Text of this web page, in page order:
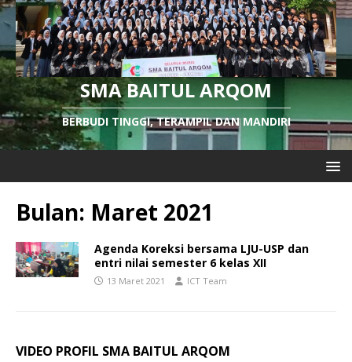
SMA BAITUL ARQOM
BERBUDI TINGGI, TERAMPIL DAN MANDIRI
Bulan: Maret 2021
Agenda Koreksi bersama LJU-USP dan
entri nilai semester 6 kelas XII
13 Maret 2021 ICT Team
VIDEO PROFIL SMA BAITUL ARQOM